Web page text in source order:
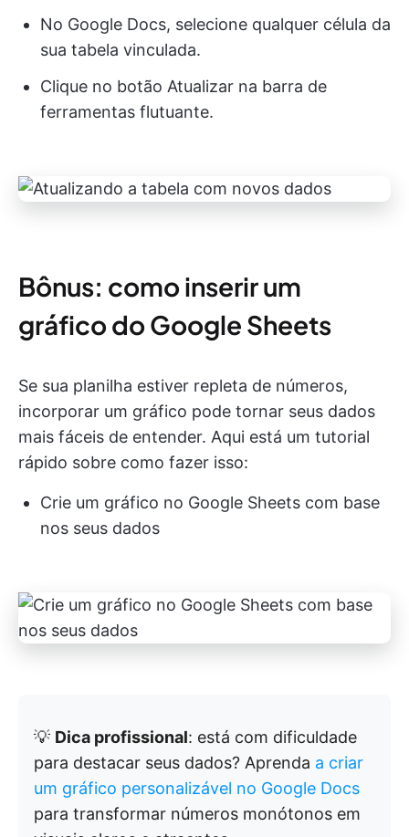
No Google Docs, selecione qualquer célula da
sua tabela vinculada.
Clique no botão Atualizar na barra de
ferramentas flutuante.
Bônus: como inserir um
gráfico do Google Sheets
Se sua planilha estiver repleta de números,
incorporar um gráfico pode tornar seus dados
mais fáceis de entender. Aqui está um tutorial
rápido sobre como fazer isso:
Crie um gráfico no Google Sheets com base
nos seus dados
💡 Dica profissional: está com dificuldade
para destacar seus dados? Aprenda a criar
um gráfico personalizável no Google Docs
para transformar números monótonos em